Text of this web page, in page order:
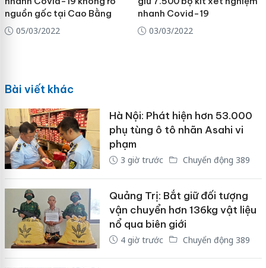
nguồn gốc tại Cao Bằng
05/03/2022
nhanh Covid-19
03/03/2022
Bài viết khác
Hà Nội: Phát hiện hơn 53.000
phụ tùng ô tô nhãn Asahi vi
phạm
3 giờ trước Chuyển động 389
Quảng Trị: Bắt giữ đối tượng
vận chuyển hơn 136kg vật liệu
nổ qua biên giới
4 giờ trước Chuyển động 389